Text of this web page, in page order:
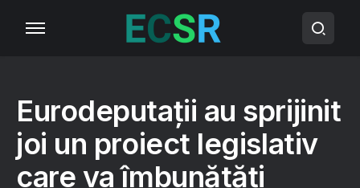
Eurodeputații au sprijinit
joi un proiect legislativ
care va îmbunătăți